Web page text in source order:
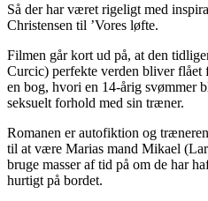
Så der har været rigeligt med
Christensen til ’Vores løfte.
Filmen går kort ud på, at den
Curcic) perfekte verden bliver flået
en bog, hvori en 14-årig svømmer
seksuelt forhold med sin træner.
Romanen er autofiktion og
til at være Marias mand Mikael
bruge masser af tid på om de har
hurtigt på bordet.